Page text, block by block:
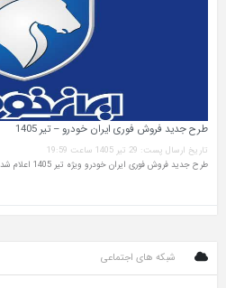
طرح جدید فروش فوری ایران خودرو – تیر 1405
تاریخ ارسال پست: 29 تیر 1405 ساعت 19:59
طرح جدید فروش فوری ایران خودرو ویژه تیر 1405 اعلام شد.
شبکه های اجتماعی